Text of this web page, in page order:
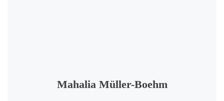
Mahalia Müller-Boehm